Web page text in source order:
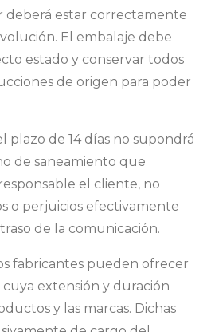
deberá estar correctamente
El embalaje debe
estado y conservar todos
de origen para poder
plazo de 14 días no supondrá
de saneamiento que
el cliente, no
o perjuicios efectivamente
de la comunicación.
fabricantes pueden ofrecer
cuya extensión y duración
y las marcas. Dichas